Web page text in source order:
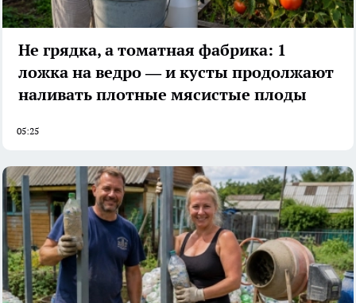
Не грядка, а томатная фабрика: 1
ложка на ведро — и кусты продолжают
наливать плотные мясистые плоды
05:25